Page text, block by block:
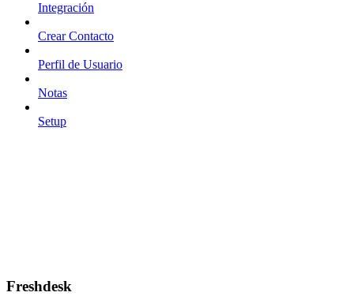
Integración
Crear Contacto
Perfil de Usuario
Notas
Setup
Freshdesk